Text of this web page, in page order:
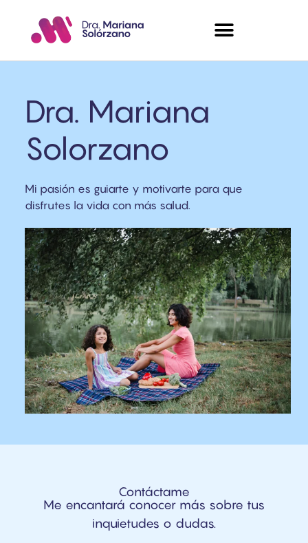
Dra. Mariana
Solorzano
Mi pasión es guiarte y motivarte para que
disfrutes la vida con más salud.
Contáctame
Me encantará conocer más sobre tus
inquietudes o dudas.